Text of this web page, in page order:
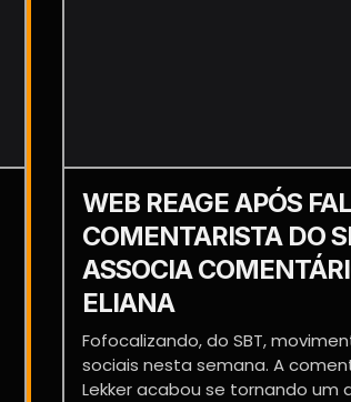
WEB REAGE APÓS
COMENTARISTA DO
ASSOCIA
ELIANA
Fofocalizando, do SBT,
sociais nesta semana. A
Lekker acabou se tornando um